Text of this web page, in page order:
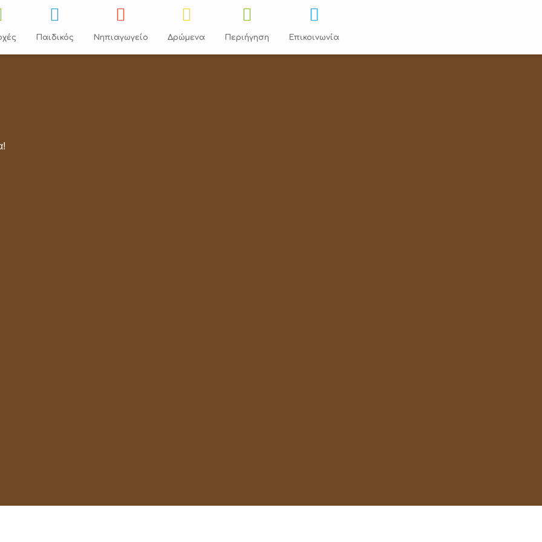
Παιδικός Νηπιαγωγείο Δρώμενα Περιήγηση Επικοινωνία